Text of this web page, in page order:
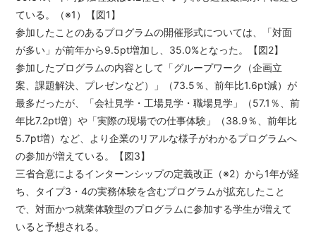
ている。（※1）【図1】
参加したことのあるプログラムの開催形式については、「対面
が多い」が前年から9.5pt増加し、35.0%となった。【図2】
参加したプログラムの内容として「グループワーク（企画立
案、課題解決、プレゼンなど）」（73.5％、前年比1.6pt減）が
最多だったが、「会社見学・工場見学・職場見学」（57.1％、前
年比7.2pt増）や「実際の現場での仕事体験」（38.9％、前年比
5.7pt増）など、より企業のリアルな様子がわかるプログラムへ
の参加が増えている。【図3】
三省合意によるインターンシップの定義改正（※2）から1年が経
ち、タイプ3・4の実務体験を含むプログラムが拡充したこと
で、対面かつ就業体験型のプログラムに参加する学生が増えて
いると予想される。